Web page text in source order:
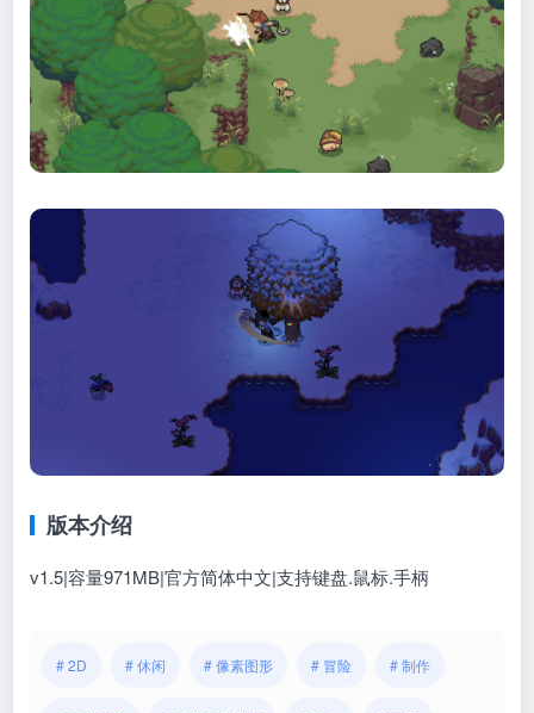
版本介绍
v1.5|容量971MB|官方简体中文|支持键盘.鼠标.手柄
# 2D # 休闲 # 像素图形 # 冒险 # 制作